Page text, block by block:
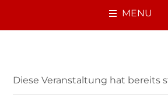
MENU
Diese Veranstaltung hat bereits